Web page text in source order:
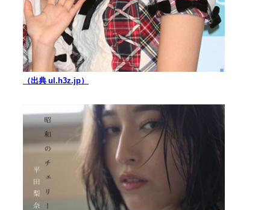
（出典 ul.h3z.jp）